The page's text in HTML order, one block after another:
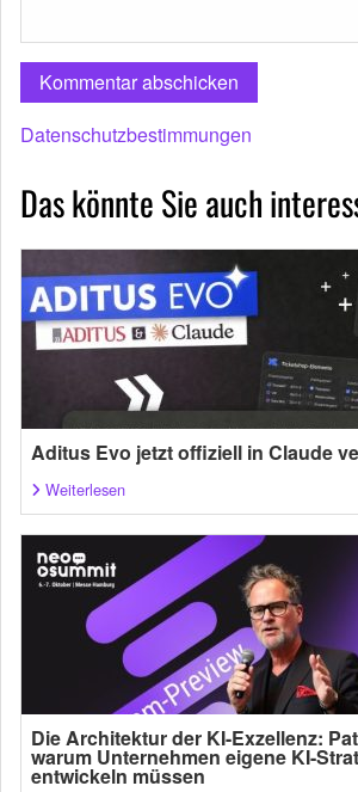
Datenschutzbestimmungen
Das könnte Sie auch
Aditus Evo jetzt offiziell in Claude
Weiterlesen
Die Architektur der KI-Exzellenz:
warum Unternehmen eigene KI-
entwickeln müssen